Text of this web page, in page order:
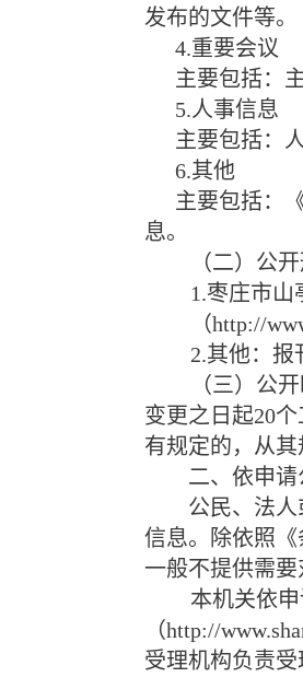
发布的文件等。
4.重要会议
主要包括：
5.人事信息
主要包括：
6.其他
主要包括：
息。
（二）公
1.枣庄市山
（http://
2.其他：报
（三）公
变更之日起20个
有规定的，从其
二、依申请
公民、法人或
信息。除依照
一般不提供需要
本机关依
（http://
受理机构负责